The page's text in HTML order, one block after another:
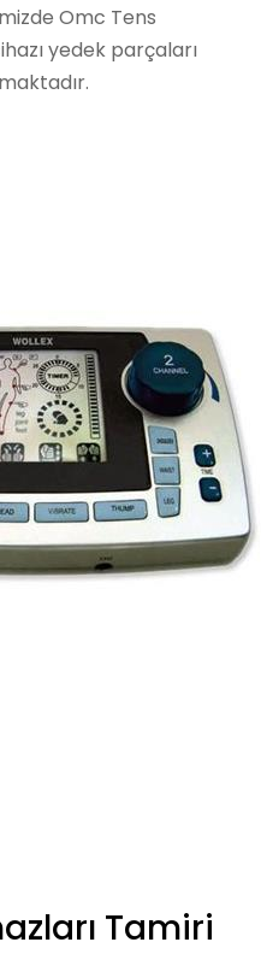
Omc Tens
yedek parçaları
Tamiri